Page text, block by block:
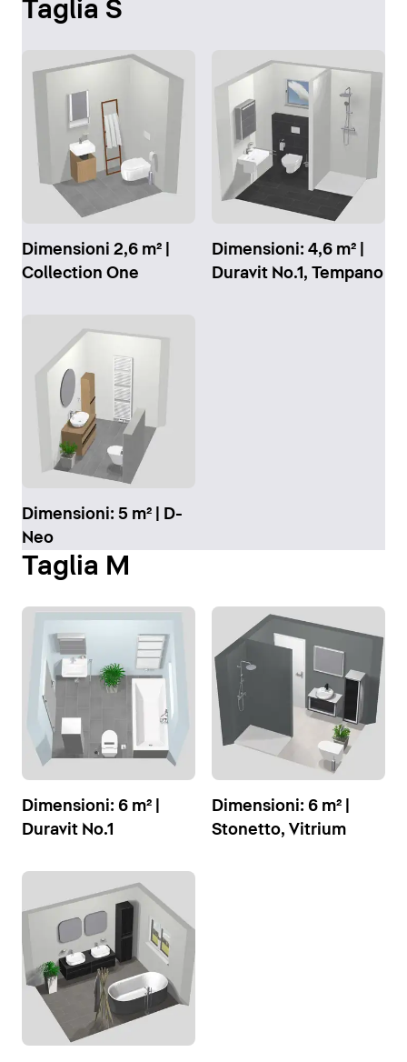
Taglia S
Dimensioni 2,6 m² |
Collection One
Dimensioni: 4,6 m² |
Duravit No.1, Tempano
Dimensioni: 5 m² | D-
Neo
Taglia M
Dimensioni: 6 m² |
Duravit No.1
Dimensioni: 6 m² |
Stonetto, Vitrium